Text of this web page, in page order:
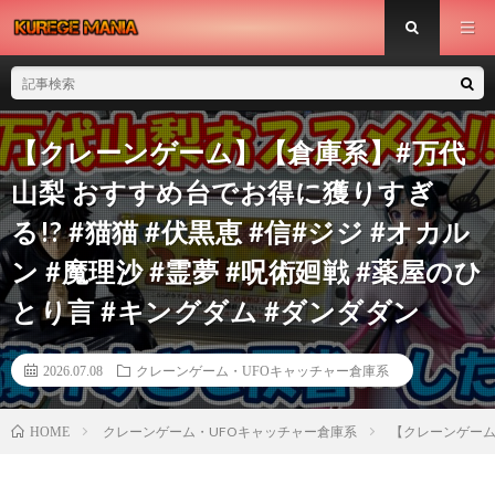
【クレーンゲーム】【倉庫系】#万代
山梨 おすすめ台でお得に獲りすぎ
る!? #猫猫 #伏黒恵 #信#ジジ #オカル
ン #魔理沙 #霊夢 #呪術廻戦 #薬屋のひ
とり言 #キングダム #ダンダダン
2026.07.08 クレーンゲーム・UFOキャッチャー倉庫系
HOME クレーンゲーム・UFOキャッチャー倉庫系 【クレーンゲー